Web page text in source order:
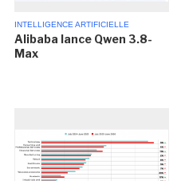
INTELLIGENCE ARTIFICIELLE
Alibaba lance Qwen 3.8-
Max